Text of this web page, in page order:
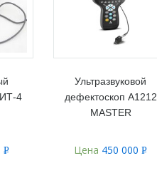
4
Р
Ультразвуковой
дефектоскоп А1212
MASTER
Цена 450 000Р